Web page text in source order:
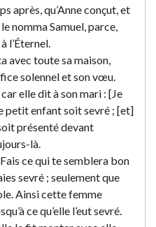
après, qu’Anne conçut, et
nomma Samuel, parce,
l’Éternel.
avec toute sa maison,
solennel et son vœu.
elle dit à son mari : [Je
petit enfant soit sevré ; [et]
présenté devant
là.
ce qui te semblera bon
sevré ; seulement que
Ainsi cette femme
ce qu’elle l’eut sevré.